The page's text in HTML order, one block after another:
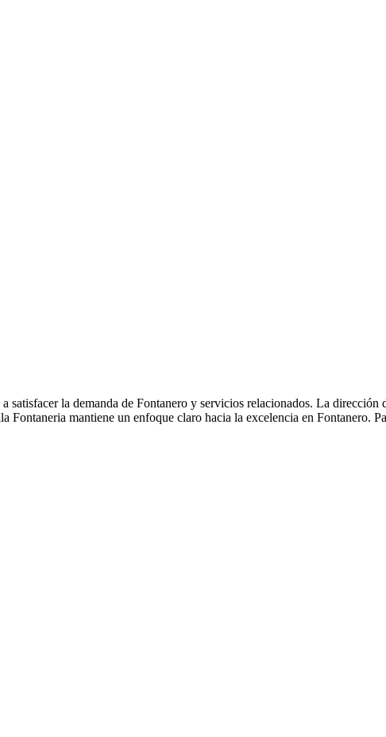
satisfacer la demanda de Fontanero y servicios relacionados. La
Fontaneria mantiene un enfoque claro hacia la excelencia en Fontanero.